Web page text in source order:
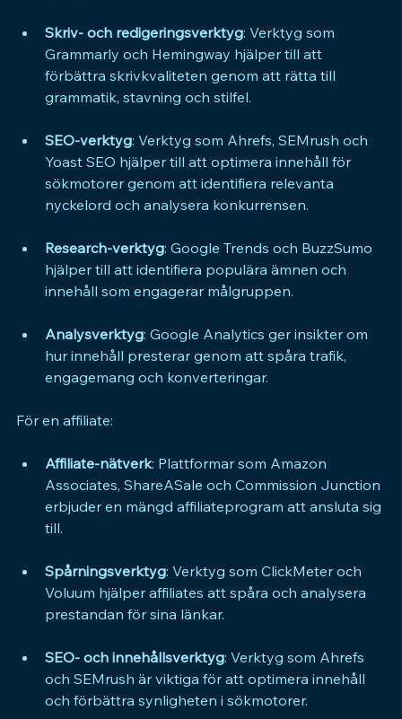
Skriv- och redigeringsverktyg: Verktyg som
Grammarly och Hemingway hjälper till att
förbättra skrivkvaliteten genom att rätta till
grammatik, stavning och stilfel.
SEO-verktyg: Verktyg som Ahrefs, SEMrush och
Yoast SEO hjälper till att optimera innehåll för
sökmotorer genom att identifiera relevanta
nyckelord och analysera konkurrensen.
Research-verktyg: Google Trends och BuzzSumo
hjälper till att identifiera populära ämnen och
innehåll som engagerar målgruppen.
Analysverktyg: Google Analytics ger insikter om
hur innehåll presterar genom att spåra trafik,
engagemang och konverteringar.
För en affiliate:
Affiliate-nätverk: Plattformar som Amazon
Associates, ShareASale och Commission Junction
erbjuder en mängd affiliateprogram att ansluta sig
till.
Spårningsverktyg: Verktyg som ClickMeter och
Voluum hjälper affiliates att spåra och analysera
prestandan för sina länkar.
SEO- och innehållsverktyg: Verktyg som Ahrefs
och SEMrush är viktiga för att optimera innehåll
och förbättra synligheten i sökmotorer.